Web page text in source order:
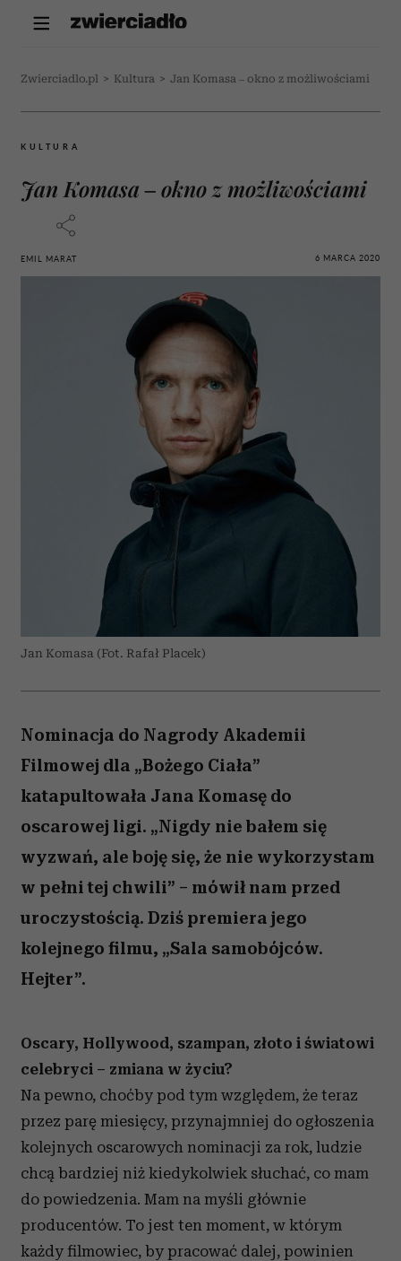
Zwierciadlo.pl > Kultura > Jan Komasa – okno z możliwościami
KULTURA
Jan Komasa – okno z możliwościami
EMIL MARAT 6 MARCA 2020
Jan Komasa (Fot. Rafał Placek)
Nominacja do Nagrody Akademii
Filmowej dla „Bożego Ciała”
katapultowała Jana Komasę do
oscarowej ligi. „Nigdy nie bałem się
wyzwań, ale boję się, że nie wykorzystam
w pełni tej chwili” – mówił nam przed
uroczystością. Dziś premiera jego
kolejnego filmu, „Sala samobójców.
Hejter”.
Oscary, Hollywood, szampan, złoto i światowi
celebryci – zmiana w życiu?
Na pewno, choćby pod tym względem, że teraz
przez parę miesięcy, przynajmniej do ogłoszenia
kolejnych oscarowych nominacji za rok, ludzie
chcą bardziej niż kiedykolwiek słuchać, co mam
do powiedzenia. Mam na myśli głównie
producentów. To jest ten moment, w którym
każdy filmowiec, by pracować dalej, powinien